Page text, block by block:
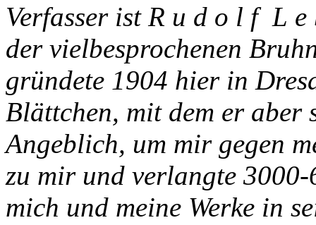
Verfasser ist R u d o l f L
der vielbesprochenen
gründete 1904 hier in
Blättchen, mit dem er aber
Angeblich, um mir gegen
zu mir und verlangte
mich und meine Werke in